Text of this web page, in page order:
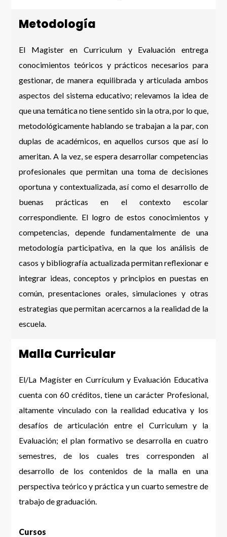
Metodología
El Magister en Curriculum y Evaluación entrega
conocimientos teóricos y prácticos necesarios para
gestionar, de manera equilibrada y articulada ambos
aspectos del sistema educativo; relevamos la idea de
que una temática no tiene sentido sin la otra, por lo que,
metodológicamente hablando se trabajan a la par, con
duplas de académicos, en aquellos cursos que así lo
ameritan. A la vez, se espera desarrollar competencias
profesionales que permitan una toma de decisiones
oportuna y contextualizada, así como el desarrollo de
buenas prácticas en el contexto escolar
correspondiente. El logro de estos conocimientos y
competencias, depende fundamentalmente de una
metodología participativa, en la que los análisis de
casos y bibliografía actualizada permitan reflexionar e
integrar ideas, conceptos y principios en puestas en
común, presentaciones orales, simulaciones y otras
estrategias que permitan acercarnos a la realidad de la
escuela.
Malla Curricular
El/La Magíster en Currículum y Evaluación Educativa
cuenta con 60 créditos, tiene un carácter Profesional,
altamente vinculado con la realidad educativa y los
desafíos de articulación entre el Curriculum y la
Evaluación; el plan formativo se desarrolla en cuatro
semestres, de los cuales tres corresponden al
desarrollo de los contenidos de la malla en una
perspectiva teórico y práctica y un cuarto semestre de
trabajo de graduación.
Cursos